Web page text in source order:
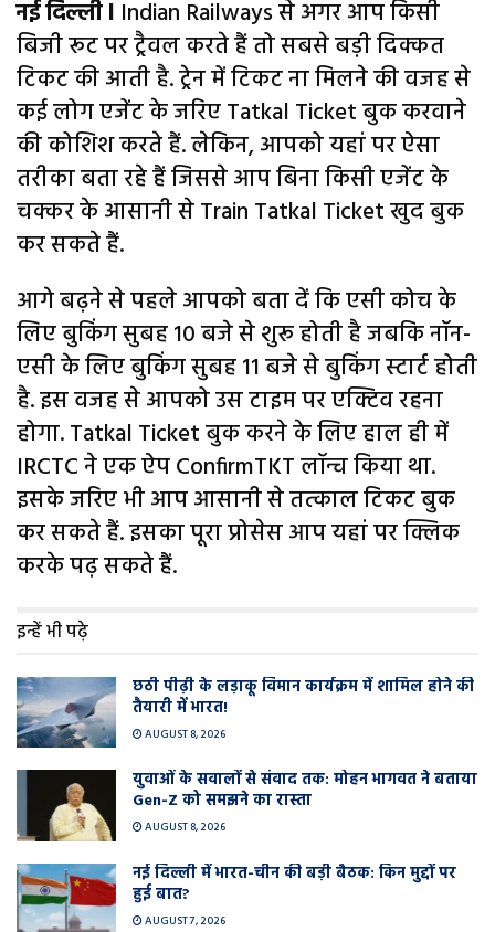
नई दिल्ली l Indian Railways से अगर आप किसी
बिजी रूट पर ट्रैवल करते हैं तो सबसे बड़ी दिक्कत
टिकट की आती है. ट्रेन में टिकट ना मिलने की वजह से
कई लोग एजेंट के जरिए Tatkal Ticket बुक करवाने
की कोशिश करते हैं. लेकिन, आपको यहां पर ऐसा
तरीका बता रहे हैं जिससे आप बिना किसी एजेंट के
चक्कर के आसानी से Train Tatkal Ticket खुद बुक
कर सकते हैं.
आगे बढ़ने से पहले आपको बता दें कि एसी कोच के
लिए बुकिंग सुबह 10 बजे से शुरू होती है जबकि नॉन-
एसी के लिए बुकिंग सुबह 11 बजे से बुकिंग स्टार्ट होती
है. इस वजह से आपको उस टाइम पर एक्टिव रहना
होगा. Tatkal Ticket बुक करने के लिए हाल ही में
IRCTC ने एक ऐप ConfirmTKT लॉन्च किया था.
इसके जरिए भी आप आसानी से तत्काल टिकट बुक
कर सकते हैं. इसका पूरा प्रोसेस आप यहां पर क्लिक
करके पढ़ सकते हैं.
इन्हें भी पढ़े
छठी पीढ़ी के लड़ाकू विमान कार्यक्रम में शामिल होने की
तैयारी में भारत!
AUGUST 8, 2026
युवाओं के सवालों से संवाद तक: मोहन भागवत ने बताया
Gen-Z को समझने का रास्ता
AUGUST 8, 2026
नई दिल्ली में भारत-चीन की बड़ी बैठक: किन मुद्दों पर
हुई बात?
AUGUST 7, 2026